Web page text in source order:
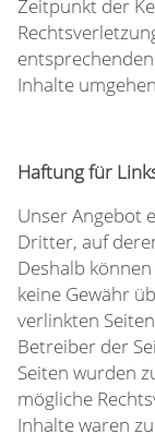
Zeitpunkt der
Inhalte
Haftung für
Unser Angebot
Dritter, auf
Deshalb
keine Gewähr
verlinkten
Betreiber der
Seiten wurden
mögliche
Inhalte waren